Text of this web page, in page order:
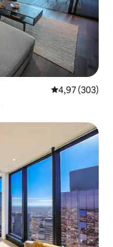
Gemiddelde
4,97 (303)